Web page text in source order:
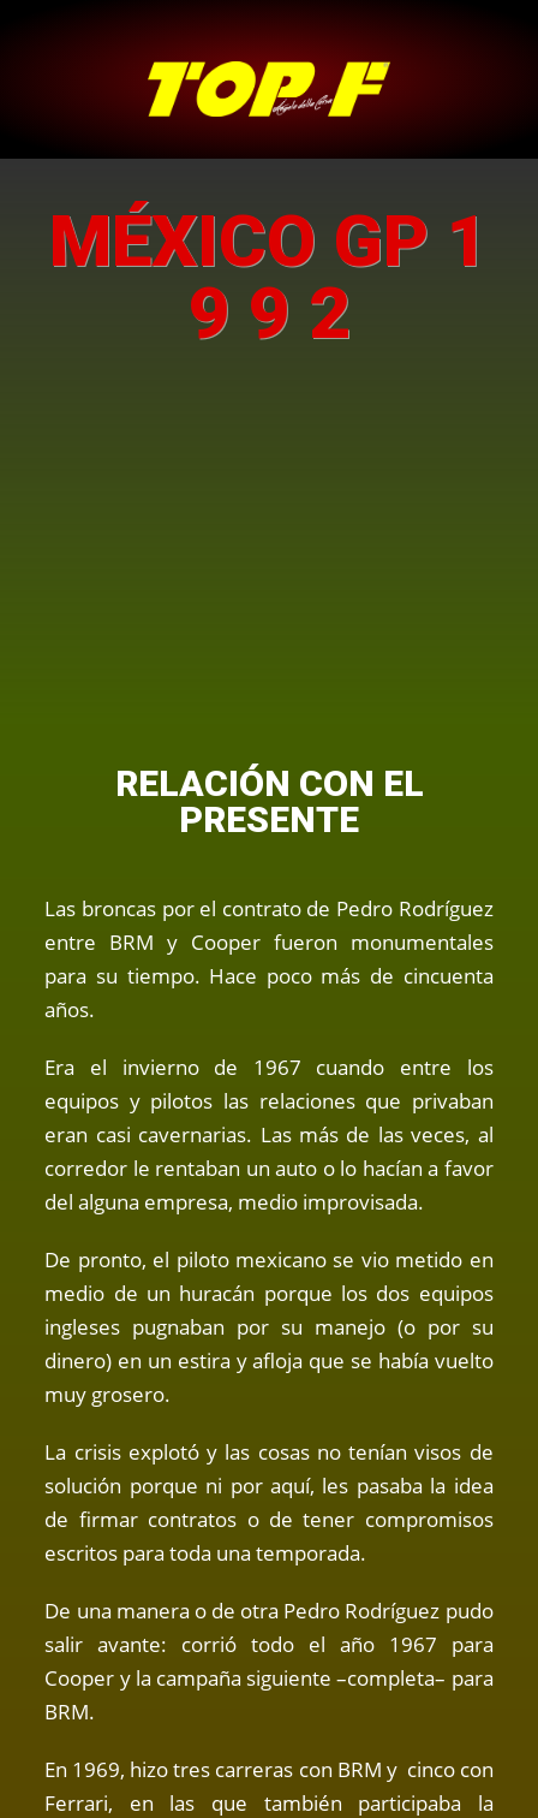
MÉXICO GP 1
9 9 2
RELACIÓN CON EL
PRESENTE
Las broncas por el contrato de Pedro Rodríguez
entre BRM y Cooper fueron monumentales
para su tiempo. Hace poco más de cincuenta
años.
Era el invierno de 1967 cuando entre los
equipos y pilotos las relaciones que privaban
eran casi cavernarias. Las más de las veces, al
corredor le rentaban un auto o lo hacían a favor
del alguna empresa, medio improvisada.
De pronto, el piloto mexicano se vio metido en
medio de un huracán porque los dos equipos
ingleses pugnaban por su manejo (o por su
dinero) en un estira y afloja que se había vuelto
muy grosero.
La crisis explotó y las cosas no tenían visos de
solución porque ni por aquí, les pasaba la idea
de firmar contratos o de tener compromisos
escritos para toda una temporada.
De una manera o de otra Pedro Rodríguez pudo
salir avante: corrió todo el año 1967 para
Cooper y la campaña siguiente –completa– para
BRM.
En 1969, hizo tres carreras con BRM y cinco con
Ferrari, en las que también participaba la